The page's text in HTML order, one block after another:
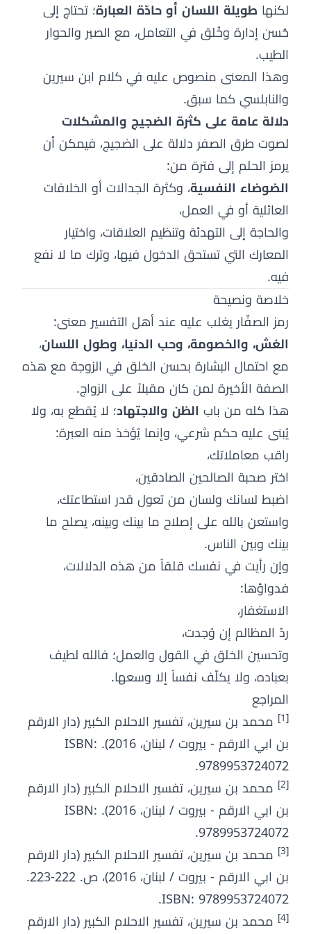
لكنها طويلة اللسان أو حادّة العبارة؛ تحتاج إلى
حُسن إدارة وخُلق في التعامل، مع الصبر والحوار
الطيب.
وهذا المعنى منصوص عليه في كلام ابن سيرين
والنابلسي كما سبق.
دلالة عامة على كثرة الضجيج والمشكلات
لصوت طرق الصفر دلالة على الضجيج، فيمكن أن
يرمز الحلم إلى فترة من:
الضوضاء النفسية، وكثرة الجدالات أو الخلافات
العائلية أو في العمل،
والحاجة إلى التهدئة وتنظيم العلاقات، واختيار
المعارك التي تستحق الدخول فيها، وترك ما لا نفع
فيه.
خلاصة ونصيحة
رمز الصفّار يغلب عليه عند أهل التفسير معنى:
الغش، والخصومة، وحب الدنيا، وطول اللسان،
مع احتمال البشارة بحسن الخلق في الزوجة مع هذه
الصفة الأخيرة لمن كان مقبلاً على الزواج.
هذا كله من باب الظن والاجتهاد؛ لا يُقطع به، ولا
يُبنى عليه حكم شرعي، وإنما يُؤخذ منه العبرة:
راقب معاملاتك،
اختر صحبة الصالحين الصادقين،
اضبط لسانك ولسان من تعول قدر استطاعتك،
واستعن بالله على إصلاح ما بينك وبينه، يصلح ما
بينك وبين الناس.
وإن رأيت في نفسك قلقاً من هذه الدلالات،
فدواؤها:
الاستغفار،
ردّ المظالم إن وُجدت،
وتحسين الخلق في القول والعمل؛ فالله لطيف
بعباده، ولا يكلّف نفساً إلا وسعها.
المراجع
[1]
محمد بن سيرين، تفسير الاحلام الكبير (دار الارقم
بن ابي الارقم - بيروت / لبنان، 2016). ISBN:
9789953724072.
[2]
محمد بن سيرين، تفسير الاحلام الكبير (دار الارقم
بن ابي الارقم - بيروت / لبنان، 2016). ISBN:
9789953724072.
[3]
محمد بن سيرين، تفسير الاحلام الكبير (دار الارقم
بن ابي الارقم - بيروت / لبنان، 2016)، ص. 222-223.
ISBN: 9789953724072.
[4]
محمد بن سيرين، تفسير الاحلام الكبير (دار الارقم